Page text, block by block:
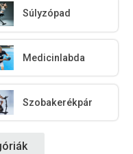
Súlyzópad
Medicinlabda
Szobakerékpár